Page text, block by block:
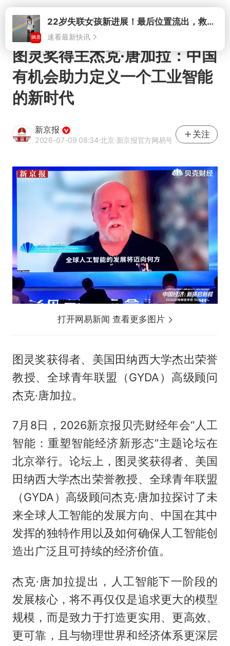
打开22岁失联女孩新进展！最后位置流出，救援队再曝两大噩耗母亲崩溃
速看最新快讯
图灵奖得主杰克·唐加拉：中国
有机会助力定义一个工业智能
的新时代
新京报
2026-07-09 08:34·北京·新京报官方网易号
关注
打开网易新闻 查看更多图片
图灵奖获得者、美国田纳西大学杰出荣誉
教授、全球青年联盟（GYDA）高级顾问
杰克·唐加拉。
7月8日，2026新京报贝壳财经年会“人工
智能：重塑智能经济新形态”主题论坛在
北京举行。论坛上，图灵奖获得者、美国
田纳西大学杰出荣誉教授、全球青年联盟
（GYDA）高级顾问杰克·唐加拉探讨了未
来全球人工智能的发展方向、中国在其中
发挥的独特作用以及如何确保人工智能创
造出广泛且可持续的经济价值。
杰克·唐加拉提出，人工智能下一阶段的
发展核心，将不再仅仅是追求更大的模型
规模，而是致力于打造更实用、更高效、
更可靠，且与物理世界和经济体系更深层